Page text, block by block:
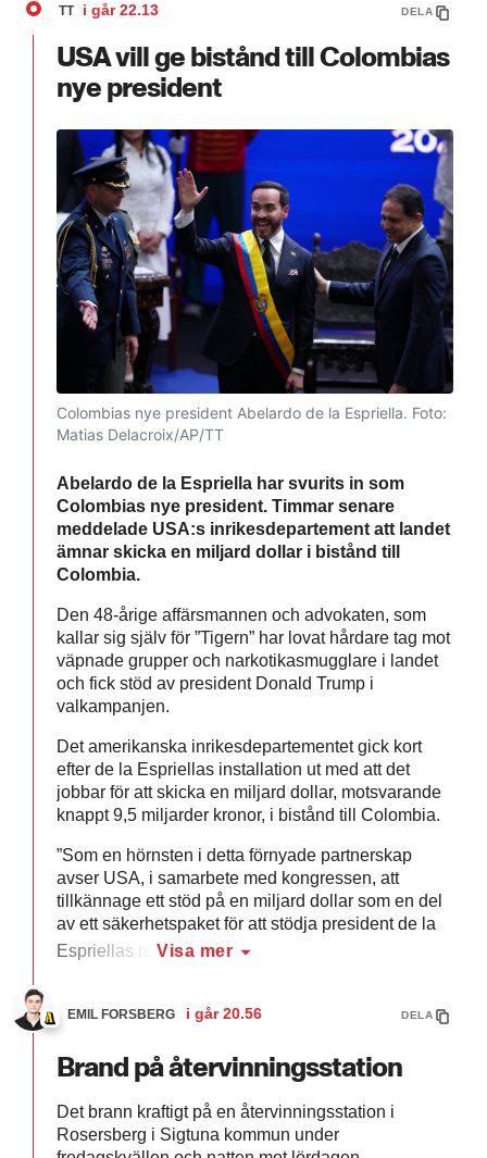
TT i går 22.13 DELA
USA vill ge bistånd till Colombias
nye president
Colombias nye president Abelardo de la Espriella. Foto:
Matias Delacroix/AP/TT
Abelardo de la Espriella har svurits in som
Colombias nye president. Timmar senare
meddelade USA:s inrikesdepartement att landet
ämnar skicka en miljard dollar i bistånd till
Colombia.
Den 48-årige affärsmannen och advokaten, som
kallar sig själv för ”Tigern” har lovat hårdare tag mot
väpnade grupper och narkotikasmugglare i landet
och fick stöd av president Donald Trump i
valkampanjen.
Det amerikanska inrikesdepartementet gick kort
efter de la Espriellas installation ut med att det
jobbar för att skicka en miljard dollar, motsvarande
knappt 9,5 miljarder kronor, i bistånd till Colombia.
”Som en hörnsten i detta förnyade partnerskap
avser USA, i samarbete med kongressen, att
tillkännage ett stöd på en miljard dollar som en del
av ett säkerhetspaket för att stödja president de la
Espriellas re
Visa mer
EMIL FORSBERG i går 20.56 DELA
Brand på återvinningsstation
Det brann kraftigt på en återvinningsstation i
Rosersberg i Sigtuna kommun under